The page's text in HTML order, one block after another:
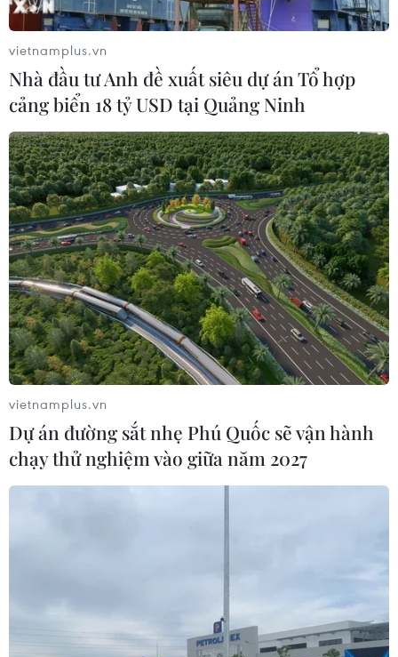
“Cụ rùa” già nhất thế giới vui hưởng cuộc
sống suốt gần 2 thế kỷ
16/09/2021 03:51
Theo tiến sỹ Rebecca Cairns-Wicks, việc cụ rùa Jonathan
đạt đến độ tuổi đặc biệt như vậy có thể là do tác dụng
của cây 'tai khỉ' Centella Asiatica, một loại thảo mộc phổ
biến trên đồng cỏ ở St.Helena.
Lời nhắn trong chai thủy tinh lênh đênh
vietnamplus.vn
Nhà đầu tư Anh đề xuất siêu dự án Tổ hợp
cảng biển 18 tỷ USD tại Quảng Ninh
vietnamplus.vn
Dự án đường sắt nhẹ Phú Quốc sẽ vận hành
chạy thử nghiệm vào giữa năm 2027